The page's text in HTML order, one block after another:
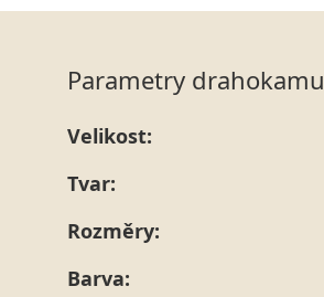
Parametry drahokamu
Velikost:
Tvar:
Rozměry:
Barva: